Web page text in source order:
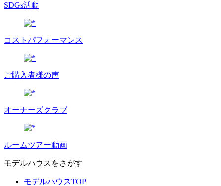
SDGs活動
コストパフォーマンス
ご購入者様の声
オーナーズクラブ
ルームツアー動画
モデルハウスをさがす
モデルハウスTOP